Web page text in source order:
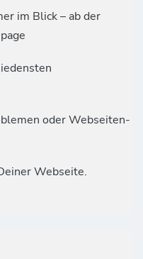
im Blick – ab der
oder Webseiten-
Webseite.